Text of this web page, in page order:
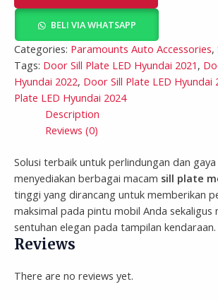
BELI VIA WHATSAPP
Categories: Paramounts Auto Accessories,
Tags: Door Sill Plate LED Hyundai 2021 ,
Hyundai 2022, Door Sill Plate LED Hyundai
Plate LED Hyundai 2024
Description
Reviews (0)
Solusi terbaik untuk perlindungan dan
menyediakan berbagai macam sill plate
tinggi yang dirancang untuk memberikan
maksimal pada pintu mobil Anda sekaligus
sentuhan elegan pada tampilan kendaraan.
Reviews
There are no reviews yet.